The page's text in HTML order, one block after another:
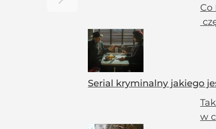
Co
Serial kryminalny jakiego
w